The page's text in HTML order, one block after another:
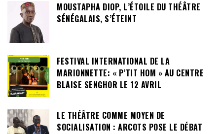
MOUSTAPHA DIOP, L’ÉTOILE DU THÉÂTRE
SÉNÉGALAIS, S’ÉTEINT
FESTIVAL INTERNATIONAL DE LA
MARIONNETTE: « P’TIT HOM » AU CENTRE
BLAISE SENGHOR LE 12 AVRIL
LE THÉÂTRE COMME MOYEN DE
SOCIALISATION : ARCOTS POSE LE DÉBAT